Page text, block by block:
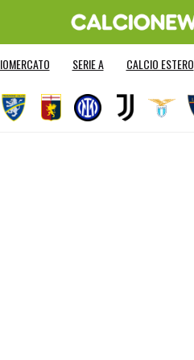
SERIE A CALCIO ESTERO